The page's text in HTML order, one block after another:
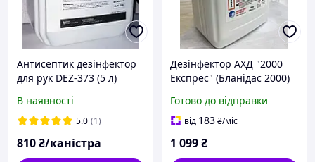
Антисептик дезінфектор
для рук DEZ-373 (5 л)
В наявності
5.0 (1)
810₴/каністра
Дезінфектор АХД "2000
Експрес" (Бланідас 2000)
Готово до відправки
від 183₴/міс
1 099₴